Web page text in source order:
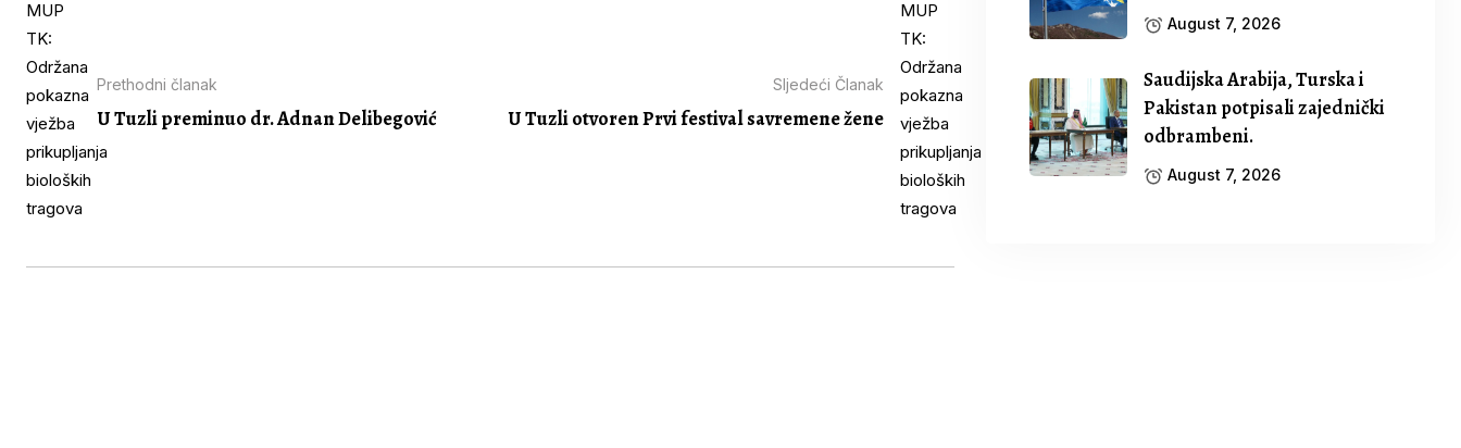
Prethodni članak
U Tuzli preminuo dr. Adnan Delibegović
Sljedeći Članak
U Tuzli otvoren Prvi festival savremene žene
August 7, 2026
Saudijska Arabija, Turska i
Pakistan potpisali zajednički
odbrambeni.
August 7, 2026